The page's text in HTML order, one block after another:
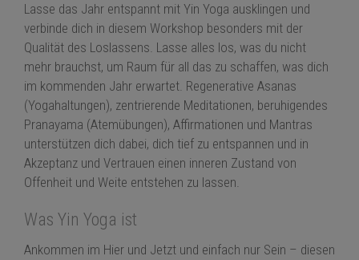
Lasse das Jahr entspannt mit Yin Yoga ausklingen und
verbinde dich in diesem Workshop besonders mit der
Qualität des Loslassens. Lasse alles los, was du nicht
mehr brauchst, um Raum für all das zu schaffen, was dich
im kommenden Jahr erwartet. Regenerative Asanas
(Yogahaltungen), zentrierende Meditationen, beruhigendes
Pranayama (Atemübungen), Affirmationen und Mantras
unterstützen dich dabei, dich tief zu entspannen und in
Akzeptanz und Vertrauen einen inneren Zustand von
Offenheit und Weite entstehen zu lassen.
Was Yin Yoga ist
Ankommen im Hier und Jetzt und einfach nur Sein – diesen